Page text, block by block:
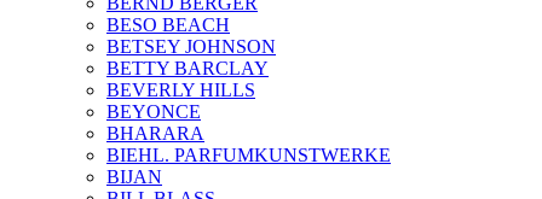
BESO BEACH
BETSEY JOHNSON
BETTY BARCLAY
BEVERLY HILLS
BEYONCE
BHARARA
BIEHL. PARFUMKUNSTWERKE
BIJAN